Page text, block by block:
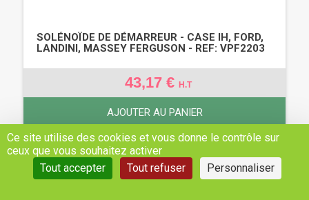
SOLÉNOÏDE DE DÉMARREUR - CASE IH, FORD,
LANDINI, MASSEY FERGUSON - REF: VPF2203
43,17 € H.T
AJOUTER AU PANIER
Ce site utilise des cookies et vous donne le contrôle sur
ceux que vous souhaitez activer
Tout accepter
Tout refuser Personnaliser